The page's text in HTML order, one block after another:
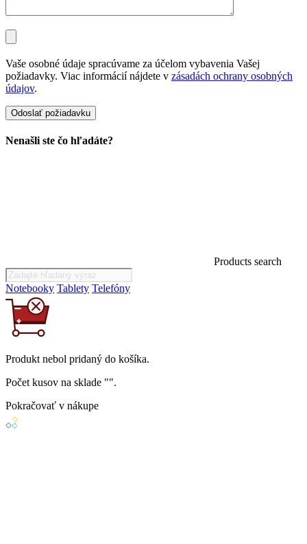
Vaše osobné údaje spracúvame za účelom vybavenia Vašej
požiadavky. Viac informácií nájdete v zásadách ochrany osobných
údajov.
Nenašli ste čo hľadáte?
Products search
Notebooky Tablety Telefóny
Produkt nebol pridaný do košíka.
Počet kusov na sklade "".
Pokračovať v nákupe